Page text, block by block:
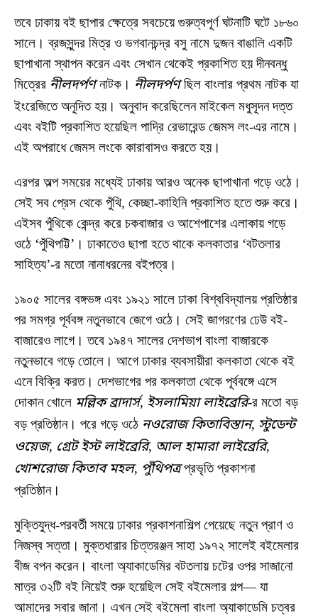
তবে ঢাকায় বই ছাপার ক্ষেত্রে সবচেয়ে গুরুত্বপূর্ণ ঘটনাটি ঘটে ১৮৬০
সালে। ব্রজসুন্দর মিত্র ও ভগবানচন্দ্র বসু নামে দুজন বাঙালি একটি
ছাপাখানা স্থাপন করেন এবং সেখান থেকেই প্রকাশিত হয় দীনবন্ধু
মিত্রের নীলদর্পণনাটক। নীলদর্পণছিল বাংলার প্রথম নাটক যা
ইংরেজিতে অনূদিত হয়। অনুবাদ করেছিলেন মাইকেল মধুসূদন দত্ত
এবং বইটি প্রকাশিত হয়েছিল পাদ্রি রেভারেন্ড জেমস লং-এর নামে।
এই অপরাধে জেমস লংকে কারাবাসও করতে হয়।
এরপর অল্প সময়ের মধ্যেই ঢাকায় আরও অনেক ছাপাখানা গড়ে ওঠে।
সেই সব প্রেস থেকে পুঁথি, কেচ্ছা-কাহিনি প্রকাশিত হতে শুরু করে।
এইসব পুঁথিকে কেন্দ্র করে চকবাজার ও আশেপাশের এলাকায় গড়ে
ওঠে ‘পুঁথিপট্টি’। ঢাকাতেও ছাপা হতে থাকে কলকাতার ‘বটতলার
সাহিত্য’-র মতো নানাধরনের বইপত্র।
১৯০৫ সালের বঙ্গভঙ্গ এবং ১৯২১ সালে ঢাকা বিশ্ববিদ্যালয় প্রতিষ্ঠার
পর সমগ্র পূর্ববঙ্গ নতুনভাবে জেগে ওঠে। সেই জাগরণের ঢেউ বই-
বাজারেও লাগে। তবে ১৯৪৭ সালের দেশভাগ বাংলা বাজারকে
নতুনভাবে গড়ে তোলে। আগে ঢাকার ব্যবসায়ীরা কলকাতা থেকে বই
এনে বিক্রি করত। দেশভাগের পর কলকাতা থেকে পূর্ববঙ্গে এসে
দোকান খোলে মল্লিক ব্রাদার্স, ইসলামিয়া লাইব্রেরি-র মতো বড়
বড় প্রতিষ্ঠান। পরে গড়ে ওঠে নওরোজ কিতাবিস্তান, স্টুডেন্ট
ওয়েজ, গ্রেট ইস্ট লাইব্রেরি, আল হামারা লাইব্রেরি,
খোশরোজ কিতাব মহল, পুঁথিপত্রপ্রভৃতি প্রকাশনা
প্রতিষ্ঠান।
মুক্তিযুদ্ধ-পরবর্তী সময়ে ঢাকার প্রকাশনাশিল্প পেয়েছে নতুন প্রাণ ও
নিজস্ব সত্তা। মুক্তধারার চিত্তরঞ্জন সাহা ১৯৭২ সালেই বইমেলার
বীজ বপন করেন। বাংলা অ্যাকাডেমির বটতলায় চটের ওপর সাজানো
মাত্র ৩২টি বই নিয়েই শুরু হয়েছিল সেই বইমেলার গল্প— যা
আমাদের সবার জানা। এখন সেই বইমেলা বাংলা অ্যাকাডেমি চত্বর